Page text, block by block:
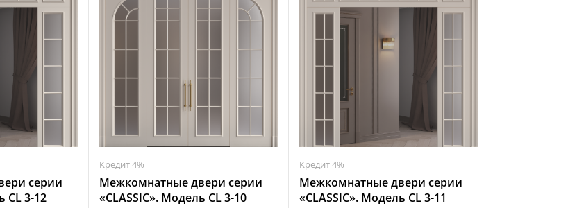
серии
CL 3-12
Кредит 4%
Межкомнатные двери серии
«CLASSIC». Модель CL 3-10
Кредит 4%
Межкомнатные двери серии
«CLASSIC». Модель CL 3-11